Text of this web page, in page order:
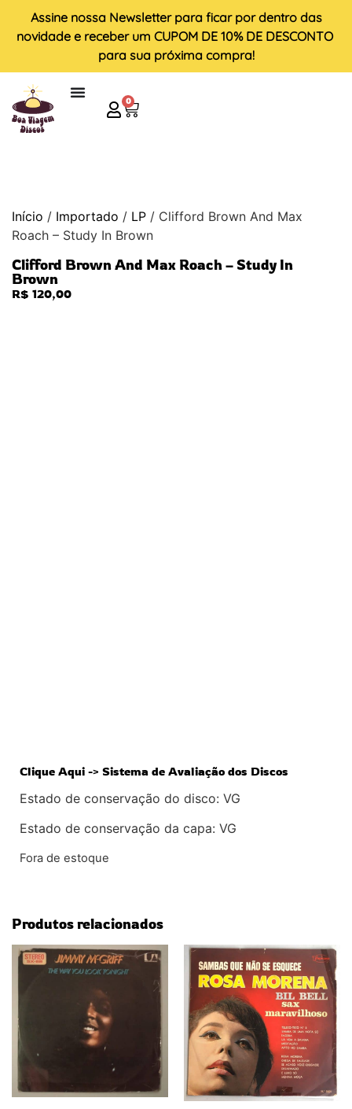
Assine nossa Newsletter para ficar por dentro das
novidade e receber um CUPOM DE 10% DE DESCONTO
para sua próxima compra!
0
Início / Importado / LP / Clifford Brown And Max
Roach – Study In Brown
Clifford Brown And Max Roach – Study In
Brown
R$ 120,00
Clique Aqui -> Sistema de Avaliação dos Discos
Estado de conservação do disco: VG
Estado de conservação da capa: VG
Fora de estoque
Produtos relacionados